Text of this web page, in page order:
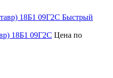
Быстрый
18Б1 09Г2С Цена по